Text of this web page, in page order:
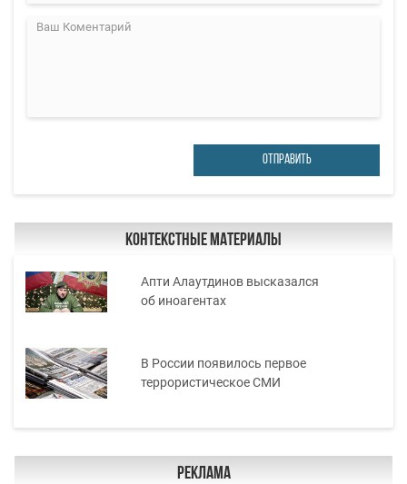
ОТПРАВИТЬ
Контекстные материалы
Апти Алаутдинов высказался
об иноагентах
В России появилось первое
террористическое СМИ
Реклама